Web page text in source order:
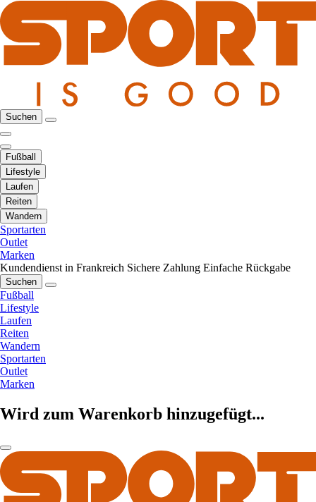
Suchen
Fußball
Lifestyle
Laufen
Reiten
Wandern
Sportarten
Outlet
Marken
Kundendienst in Frankreich Sichere Zahlung Einfache Rückgabe
Suchen
Fußball
Lifestyle
Laufen
Reiten
Wandern
Sportarten
Outlet
Marken
Wird zum Warenkorb hinzugefügt...